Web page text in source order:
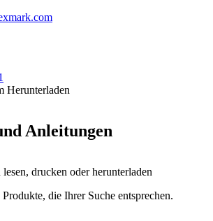
Herunterladen
Anleitungen
drucken oder herunterladen
die Ihrer Suche entsprechen.